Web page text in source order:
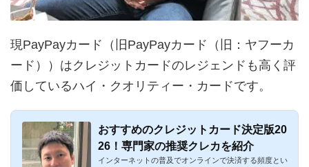
現PayPayカード（旧PayPayカード（旧：ヤフーカ
ード））はクレジットカードのレジェンドも高く評
価しているハイ・クオリティー・カードです。
おすすめのクレジットカード決定版20
26！専門家の推奨クレカを紹介
インターネットの普及でオンラインで決済する頻度とい